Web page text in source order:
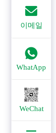
이메일
WhatApp
WeChat